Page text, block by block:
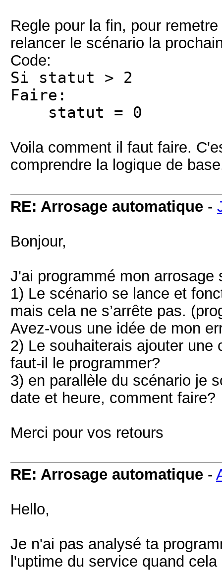
Regle pour la fin, pour
relancer le scénario la
Code:
Si statut > 2
Faire:
statut = 0
Voila comment il faut faire.
comprendre la logique de
RE: Arrosage automatique -
Bonjour,
J'ai programmé mon
1) Le scénario se lance et
mais cela ne s’arrête pas.
Avez-vous une idée de mon
2) Le souhaiterais ajouter une
faut-il le programmer?
3) en parallèle du scénario je
date et heure, comment faire?
Merci pour vos retours
RE: Arrosage automatique -
Hello,
Je n'ai pas analysé ta
l'uptime du service quand